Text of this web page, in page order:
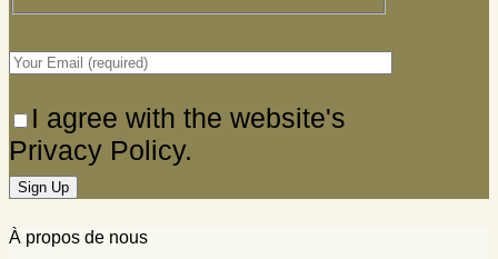
I agree with the website's
Privacy Policy.
À propos de nous